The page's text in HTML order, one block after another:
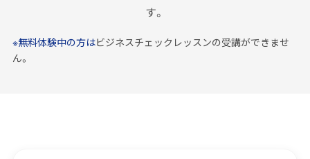
す。
※無料体験中の方はビジネスチェックレッスンの受講ができませ
ん。